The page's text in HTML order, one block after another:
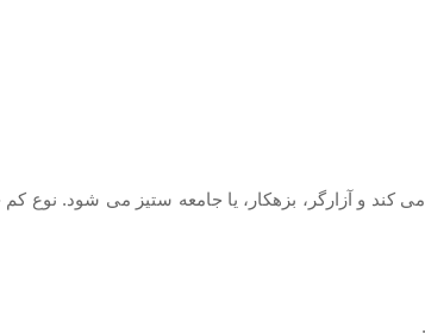
کند و آزارگر، بزهکار، یا جامعه ستیز می شود. نوع